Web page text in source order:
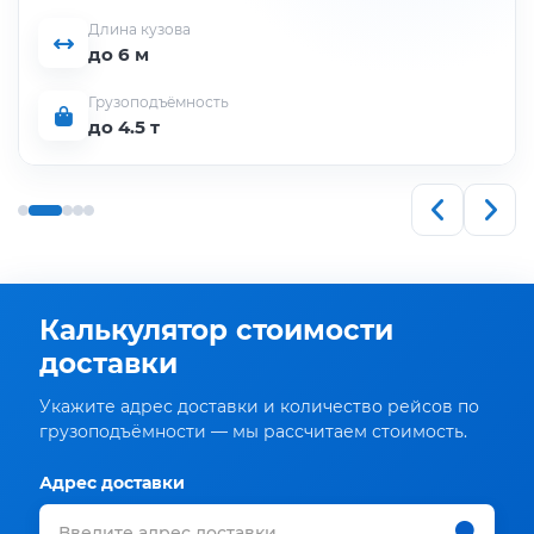
Длина кузова
до 6 м
Грузоподъёмность
до 4.5 т
Калькулятор стоимости
доставки
Укажите адрес доставки и количество рейсов по
грузоподъёмности — мы рассчитаем стоимость.
Адрес доставки